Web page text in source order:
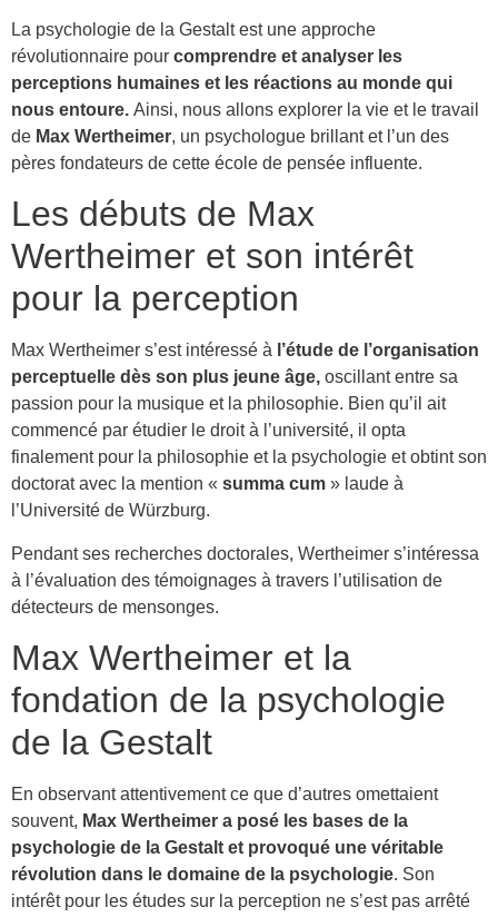
La psychologie de la Gestalt est une approche
révolutionnaire pour comprendre et analyser les
perceptions humaines et les réactions au monde qui
nous entoure. Ainsi, nous allons explorer la vie et le travail
de Max Wertheimer, un psychologue brillant et l’un des
pères fondateurs de cette école de pensée influente.
Les débuts de Max
Wertheimer et son intérêt
pour la perception
Max Wertheimer s’est intéressé à l’étude de l’organisation
perceptuelle dès son plus jeune âge, oscillant entre sa
passion pour la musique et la philosophie. Bien qu’il ait
commencé par étudier le droit à l’université, il opta
finalement pour la philosophie et la psychologie et obtint son
doctorat avec la mention « summa cum » laude à
l’Université de Würzburg.
Pendant ses recherches doctorales, Wertheimer s’intéressa
à l’évaluation des témoignages à travers l’utilisation de
détecteurs de mensonges.
Max Wertheimer et la
fondation de la psychologie
de la Gestalt
En observant attentivement ce que d’autres omettaient
souvent, Max Wertheimer a posé les bases de la
psychologie de la Gestalt et provoqué une véritable
révolution dans le domaine de la psychologie. Son
intérêt pour les études sur la perception ne s’est pas arrêté